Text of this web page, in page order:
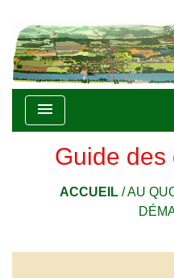
menu
Guide des
ACCUEIL/AU